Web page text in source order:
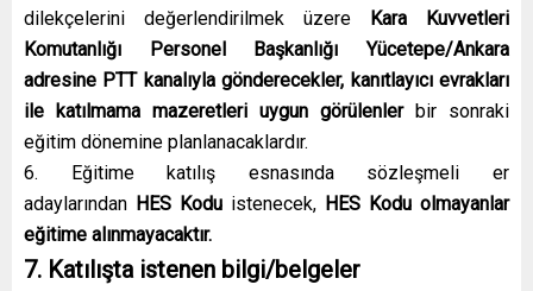
dilekçelerini değerlendirilmek üzere Kara Kuvvetleri
Komutanlığı Personel Başkanlığı Yücetepe/Ankara
adresine PTT kanalıyla gönderecekler, kanıtlayıcı evrakları
ile katılmama mazeretleri uygun görülenlerbir sonraki
eğitim dönemine planlanacaklardır.
6. Eğitime katılış esnasında sözleşmeli er
adaylarından HES Kodu istenecek, HES Kodu olmayanlar
eğitime alınmayacaktır.
7. Katılışta istenen bilgi/belgeler